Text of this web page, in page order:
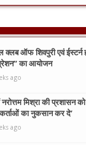
क्लब ऑफ शिवपुरी एवं ईस्टर्न
का आयोजन
ago
नरोत्तम मिश्रा की प्रशासन
का नुकसान कर दे’
ago